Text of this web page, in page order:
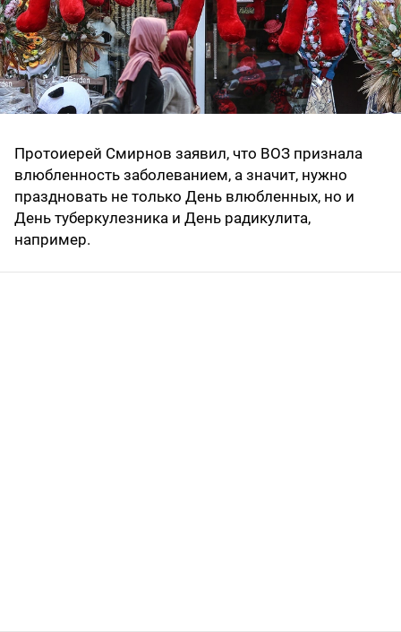
Протоиерей Смирнов заявил, что ВОЗ признала
влюбленность заболеванием, а значит, нужно
праздновать не только День влюбленных, но и
День туберкулезника и День радикулита,
например.